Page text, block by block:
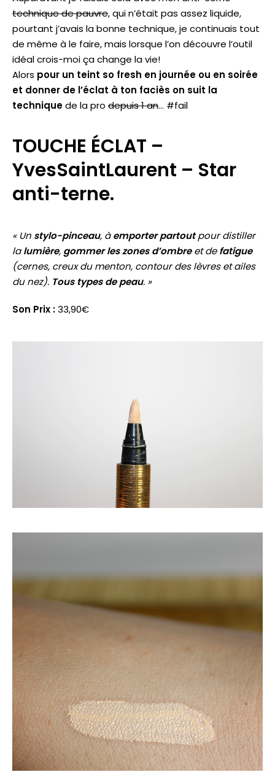
technique de pauvre, qui n’était pas assez liquide,
pourtant j’avais la bonne technique, je continuais tout
de même à le faire, mais lorsque l’on découvre l’outil
idéal crois-moi ça change la vie!
Alors pour un teint so fresh en journée ou en soirée
et donner de l’éclat à ton faciès on suit la
techniquede la pro depuis 1 an… #fail
TOUCHE ÉCLAT –
YvesSaintLaurent – Star
anti-terne.
« Un stylo-pinceau, àemporter partoutpour distiller
lalumière, gommer les zones d’ombreet defatigue
(cernes, creux du menton, contour des lèvres et ailes
du nez). Tous types de peau. »
Son Prix :33,90€